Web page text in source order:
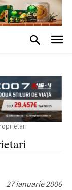
27 ianuarie 2006